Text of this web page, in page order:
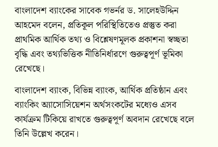
বাংলাদেশ ব্যাংকের সাবেক গভর্নর ড. সালেহউদ্দিন
আহমেদ বলেন, প্রতিকূল পরিস্থিতিতেও প্রস্তুত করা
প্রাথমিক আর্থিক তথ্য ও বিশ্লেষণমূলক প্রকাশনা স্বচ্ছতা
বৃদ্ধি এবং তথ্যভিত্তিক নীতিনির্ধারণে গুরুত্বপূর্ণ ভূমিকা
রেখেছে।
বাংলাদেশ ব্যাংক, বিভিন্ন ব্যাংক, আর্থিক প্রতিষ্ঠান এবং
ব্যাংকিং অ্যাসোসিয়েশন অর্থসংকটের মধ্যেও এসব
কার্যক্রম টিকিয়ে রাখতে গুরুত্বপূর্ণ অবদান রেখেছে বলে
তিনি উল্লেখ করেন।